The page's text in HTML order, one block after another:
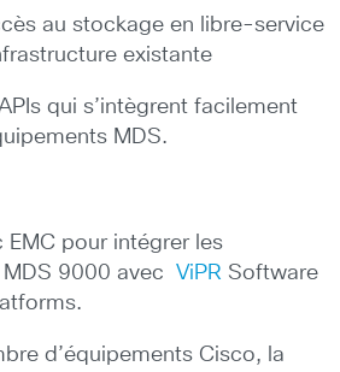
au stockage en libre-service
existante
qui s’intègrent facilement
MDS.
EMC pour intégrer les
9000 avec ViPR Software
d’équipements Cisco, la